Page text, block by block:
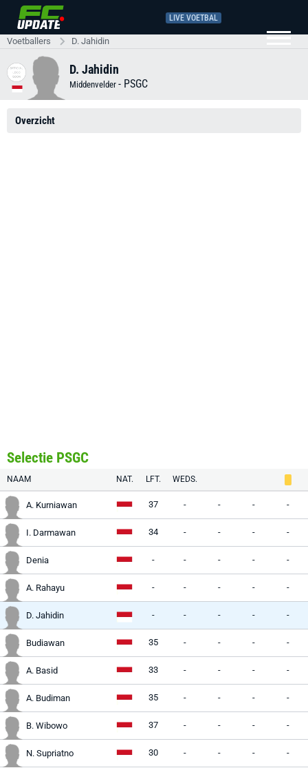
LIVE VOETBAL
Voetballers D. Jahidin
D. Jahidin
Middenvelder - PSGC
Overzicht
Selectie PSGC
NAAM NAT. LFT. WEDS.
A. Kurniawan 37 - - - -
I. Darmawan 34 - - - -
Denia - - - - -
A. Rahayu - - - - -
D. Jahidin - - - - -
Budiawan 35 - - - -
A. Basid 33 - - - -
A. Budiman 35 - - - -
B. Wibowo 37 - - - -
N. Supriatno 30 - - - -